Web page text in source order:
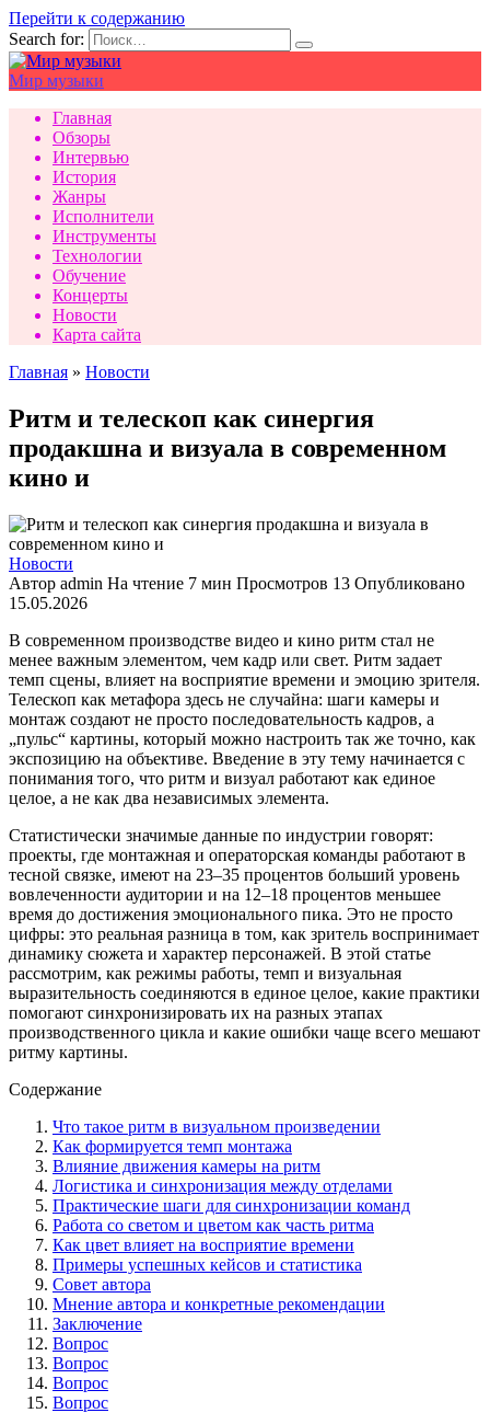
Перейти к содержанию
Search for:
Мир музыки
Главная
Обзоры
Интервью
История
Жанры
Исполнители
Инструменты
Технологии
Обучение
Концерты
Новости
Карта сайта
Главная » Новости
Ритм и телескоп как синергия
продакшна и визуала в современном
кино и
Новости
Автор admin На чтение 7 мин Просмотров 13 Опубликовано
15.05.2026
В современном производстве видео и кино ритм стал не
менее важным элементом, чем кадр или свет. Ритм задает
темп сцены, влияет на восприятие времени и эмоцию зрителя.
Телескоп как метафора здесь не случайна: шаги камеры и
монтаж создают не просто последовательность кадров, а
„пульс“ картины, который можно настроить так же точно, как
экспозицию на объективе. Введение в эту тему начинается с
понимания того, что ритм и визуал работают как единое
целое, а не как два независимых элемента.
Статистически значимые данные по индустрии говорят:
проекты, где монтажная и операторская команды работают в
тесной связке, имеют на 23–35 процентов больший уровень
вовлеченности аудитории и на 12–18 процентов меньшее
время до достижения эмоционального пика. Это не просто
цифры: это реальная разница в том, как зритель воспринимает
динамику сюжета и характер персонажей. В этой статье
рассмотрим, как режимы работы, темп и визуальная
выразительность соединяются в единое целое, какие практики
помогают синхронизировать их на разных этапах
производственного цикла и какие ошибки чаще всего мешают
ритму картины.
Содержание
Что такое ритм в визуальном произведении
Как формируется темп монтажа
Влияние движения камеры на ритм
Логистика и синхронизация между отделами
Практические шаги для синхронизации команд
Работа со светом и цветом как часть ритма
Как цвет влияет на восприятие времени
Примеры успешных кейсов и статистика
Совет автора
Мнение автора и конкретные рекомендации
Заключение
Вопрос
Вопрос
Вопрос
Вопрос